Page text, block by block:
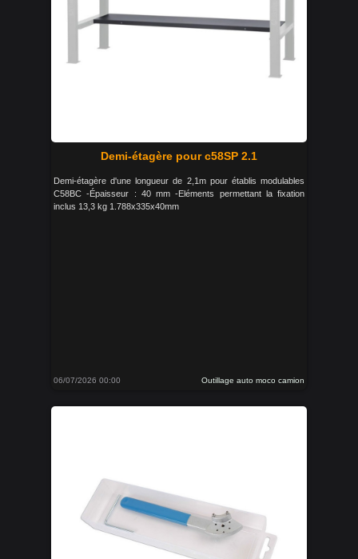
Demi-étagère pour c58SP 2.1
Demi-étagère d'une longueur de 2,1m pour établis modulables
C58BC -Épaisseur : 40 mm -Eléments permettant la fixation
inclus 13,3 kg 1.788x335x40mm
06/07/2026 00:00 Outillage auto moco camion